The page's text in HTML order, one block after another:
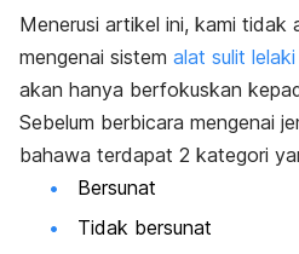
Menerusi artikel ini, kami tidak
mengenai sistem alat sulit lelaki
akan hanya berfokuskan
Sebelum berbicara mengenai
bahawa terdapat 2 kategori
Bersunat
Tidak bersunat